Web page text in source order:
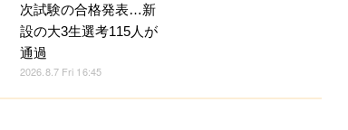
次試験の合格発表…新
設の大3生選考115人が
通過
2026.8.7 Fri 16:45